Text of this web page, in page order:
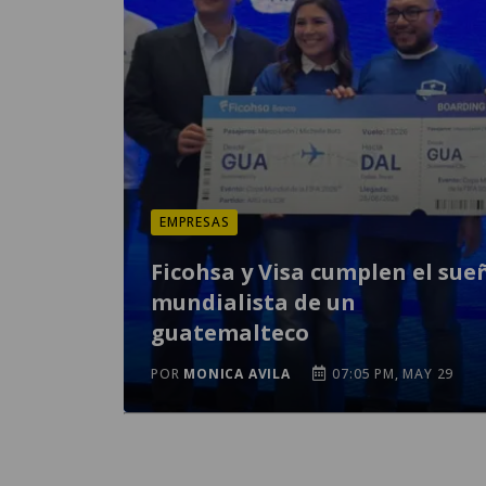
EMPRESAS
Ficohsa y Visa cumplen el
mundialista de un
guatemalteco
POR MONICA AVILA 07:05 PM, MAY 29